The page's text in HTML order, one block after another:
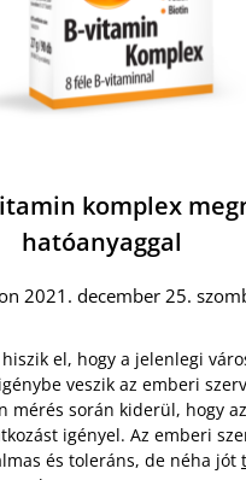
komplex
hatóanyaggal
2021. december 25.
hiszik el, hogy a jelenlegi
veszik az emberi
mérés során kiderül, hogy
igényel. Az emberi
és toleráns, de néha jót